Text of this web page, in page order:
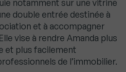
notamment sur une vitrine
double entrée destinée à
et à accompagner
vise à rendre Amanda plus
et plus facilement
de l’immobilier.